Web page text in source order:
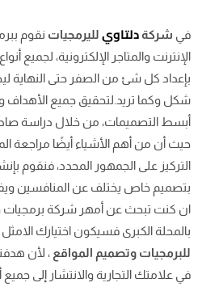
في شركةدلتاوي لليرمجيات نقوم
الإنترنت والمتاجر الإلكترونية، لجميع
بإعداد كل شئ من الصفر حتى
شكل وكما تريد.لتحقيق جميع الأهداف
أبسط التصميمات، من خلال دراسة
حيث أن من أهم الأشياء أيضًا مراجعة
التركيز على الجمهور المحدد، فنقوم
بتصميم خاص يختلف عن المنافسين
ان كنت تبحث عن أمهر شركة
بالمحلة الكبرى فسيكون اختيارك الامثل
للبرمجيات وتصميم المواقع ، لأن
في علامتك التجارية والانتشار إلى جميع